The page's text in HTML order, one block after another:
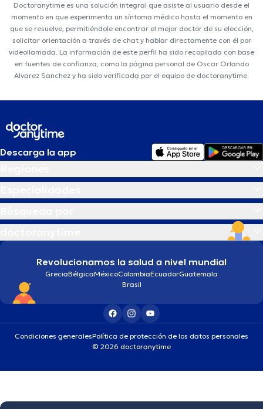
Doctoranytime es una solución integral que asiste al usuario desde el
momento en que experimenta un síntoma médico hasta el momento en
que se resuelve, permitiéndole encontrar el mejor doctor de su elección,
solicitar orientación a través de chat y hablar directamente con él por
videollamada. La información de este perfil ha sido recopilada con base
en fuentes de confianza, como la página personal de Oscar Orlando
Alvarez Sanchez y ha sido verificada por el equipo de doctoranytime.
Descarga la app
Revolucionamos la salud a nivel mundial
GreciaBélgicaMéxicoColombiaEcuadorGuatemala
Brasil
Condiciones generalesPolítica de protección de los datos personales
© 2026 doctoranytime